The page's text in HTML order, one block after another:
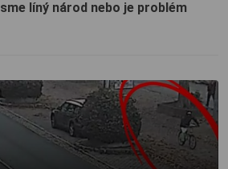
líný národ nebo je problém